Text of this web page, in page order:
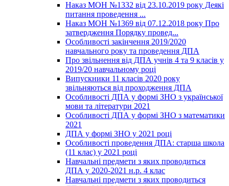
Наказ МОН №1332 від 23.10.2019 року Деякі
питання проведення ...
Наказ МОН №1369 від 07.12.2018 року Про
затвердження Порядку провед...
Особливості закінчення 2019/2020
навчального року та проведення ДПА
Про звільнення від ДПА учнів 4 та 9 класів у
2019/20 навчальному році
Випускники 11 класів 2020 року
звільняються від проходження ДПА
Особливості ДПА у формі ЗНО з української
мови та літератури 2021
Особливості ДПА у формі ЗНО з математики
2021
ДПА у формі ЗНО у 2021 році
Особливості проведення ДПА: старша школа
(11 клас) у 2021 році
Навчальні предмети з яких проводиться
ДПА у 2020-2021 н.р. 4 клас
Навчальні предмети з яких проводиться